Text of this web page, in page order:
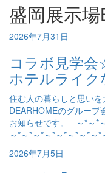
盛岡展示
2026年7月31日
コラボ見学
ホテルライ
住む人の暮らしと思い
DEARHOMEのグループ
お知らせです。 ～*～*
～*～*～*～*～*～*～*
2026年7月5日